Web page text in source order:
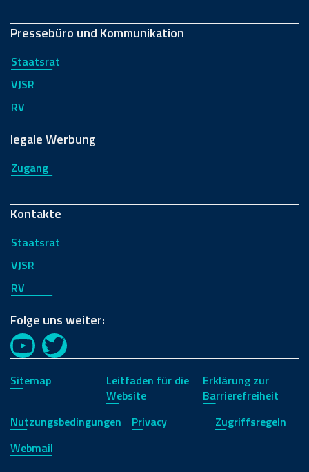
Pressebüro und Kommunikation
Staatsrat
VJSR
RV
legale Werbung
Zugang
Kontakte
Staatsrat
VJSR
RV
Folge uns weiter:
YouTubeTwitter
Sitemap
Leitfaden für die
Website
Erklärung zur
Barrierefreiheit
Nutzungsbedingungen
Privacy
Zugriffsregeln
Webmail